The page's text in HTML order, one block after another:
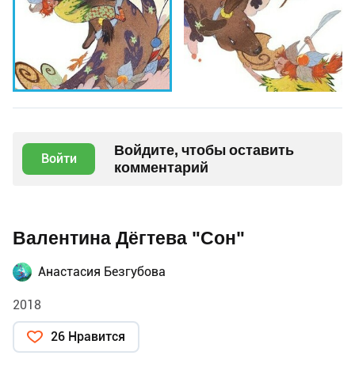
Войти
Войдите, чтобы оставить
комментарий
Валентина Дёгтева "Сон"
Анастасия Безгубова
2018
26 Нравится